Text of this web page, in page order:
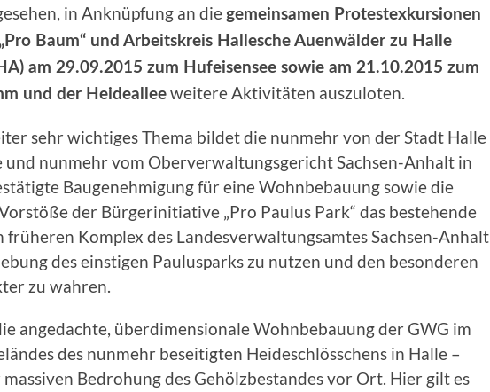
in Anknüpfung an die gemeinsamen Protestexkursionen
Baum“ und Arbeitskreis Hallesche Auenwälder zu Halle
am 29.09.2015 zum Hufeisensee sowie am 21.10.2015 zum
und der Heideallee weitere Aktivitäten auszuloten.
sehr wichtiges Thema bildet die nunmehr von der Stadt Halle
und nunmehr vom Oberverwaltungsgericht Sachsen-Anhalt in
Baugenehmigung für eine Wohnbebauung sowie die
der Bürgerinitiative „Pro Paulus Park“ das bestehende
früheren Komplex des Landesverwaltungsamtes Sachsen-Anhalt
des einstigen Paulusparks zu nutzen und den besonderen
zu wahren.
angedachte, überdimensionale Wohnbebauung der GWG im
des nunmehr beseitigten Heideschlösschens in Halle –
Bedrohung des Gehölzbestandes vor Ort. Hier gilt es